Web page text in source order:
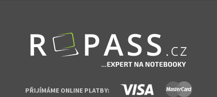
PŘIJÍMÁME ONLINE PLATBY: